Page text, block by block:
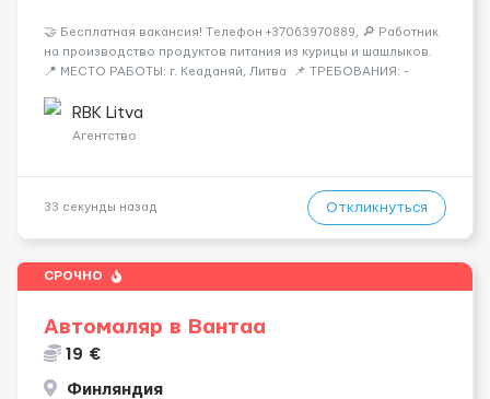
🤝 Бесплатная вакансия! Tелефон +37063970889, 🔎 Работник
на производство продуктов питания из курицы и шашлыков.
📍 МЕСТО РАБОТЫ: г. Кеаданяй, Литва 📌 ТРЕБОВАНИЯ: -
нужен 📆 ГРАФИК РАБОТЫ: - ПН по ВС, выходные плавающие
RBK Litva
Агентство
33 секунды назад Откликнуться
СРОЧНО
Автомаляр в Вантаа
19 €
Финляндия